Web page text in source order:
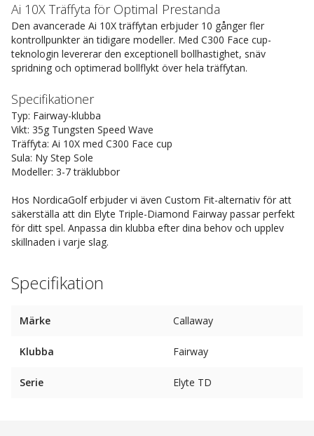
Ai 10X Träffyta för Optimal Prestanda
Den avancerade Ai 10X träffytan erbjuder 10 gånger fler
kontrollpunkter än tidigare modeller. Med C300 Face cup-
teknologin levererar den exceptionell bollhastighet, snäv
spridning och optimerad bollflykt över hela träffytan.
Specifikationer
Typ: Fairway-klubba
Vikt: 35g Tungsten Speed Wave
Träffyta: Ai 10X med C300 Face cup
Sula: Ny Step Sole
Modeller: 3-7 träklubbor
Hos NordicaGolf erbjuder vi även Custom Fit-alternativ för att
säkerställa att din Elyte Triple-Diamond Fairway passar perfekt
för ditt spel. Anpassa din klubba efter dina behov och upplev
skillnaden i varje slag.
Specifikation
Märke Callaway
Klubba Fairway
Serie Elyte TD